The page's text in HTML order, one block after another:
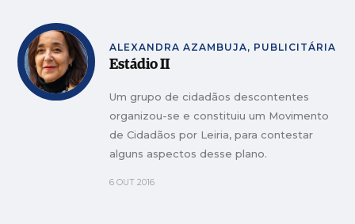
ALEXANDRA AZAMBUJA, PUBLICITÁRIA
Estádio II
Um grupo de cidadãos descontentes
organizou-se e constituiu um Movimento
de Cidadãos por Leiria, para contestar
alguns aspectos desse plano.
6 OUT 2016